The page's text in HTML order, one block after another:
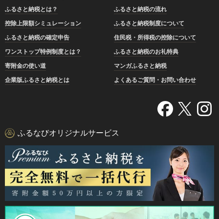
ふるさと納税とは？
ふるさと納税の流れ
控除上限額シミュレーション
ふるさと納税制度について
ふるさと納税の確定申告
住民税・所得税の控除について
ワンストップ特例制度とは？
ふるさと納税のお礼特典
寄附金の使い道
マンガふるさと納税
企業版ふるさと納税とは
よくあるご質問・お問い合わせ
ふるなびオリジナルサービス